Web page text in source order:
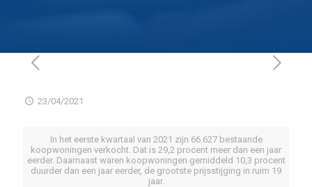
23/04/2021
In het eerste kwartaal van 2021 zijn 66.627 bestaande
koopwoningen verkocht. Dat is 29,2 procent meer dan een jaar
eerder. Daarnaast waren koopwoningen gemiddeld 10,3 procent
duurder dan een jaar eerder, de grootste prijsstijging in ruim 19
jaar.